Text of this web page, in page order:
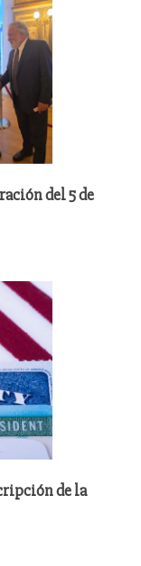
del 5 de
de la